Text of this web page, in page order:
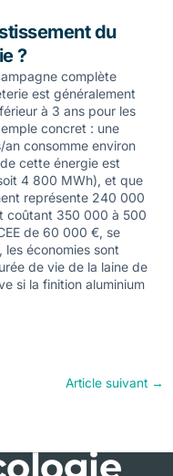
du
?
complète
est généralement
à 3 ans pour les
concret : une
consomme environ
cette énergie est
4 800 MWh), et que
représente 240 000
coûtant 350 000 à 500
de 60 000 €, se
les économies sont
de vie de la laine de
si la finition aluminium
Article suivant →